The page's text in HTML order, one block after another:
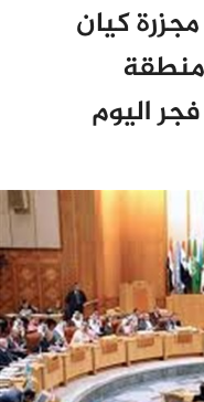
كيان
منطقة
اليوم